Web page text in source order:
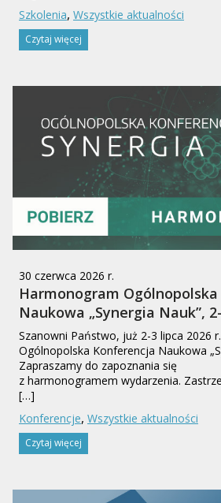
Szkolenia, Wszystkie aktualności
Czytaj więcej
30 czerwca 2026 r.
Harmonogram
Naukowa „Synergia Nauk”,
Szanowni Państwo, już 2-3 lipca 2026
Ogólnopolska Konferencja Naukowa
Zapraszamy do zapoznania się
z harmonogramem wydarzenia.
[…]
Konferencje, Wszystkie aktualności
Czytaj więcej